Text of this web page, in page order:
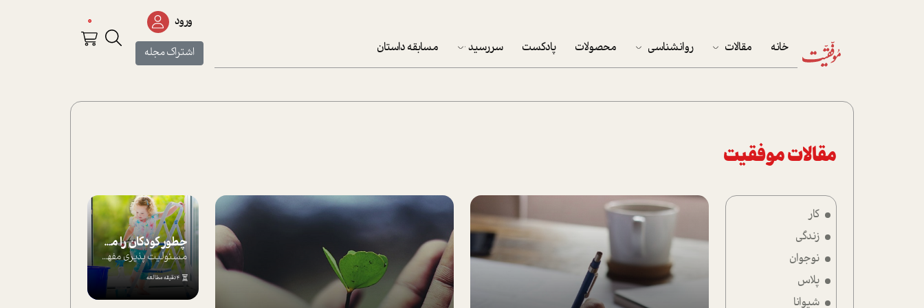
خانه مقالات
پرونده ویژه
روانشناسی محصولات پادکست سررسید
تقویم دیواری
مسابقه داستان
ورود
اشتراک مجله
0
مقالات موفقیت
کار
زندگی
نوجوان
پلاس
شیوانا
چطور کودکان را مسئولیت‌پذیر بار بیاورید؟
مسئولیت پذیری مفهومی ا ست که هر چه کودکت...
4 دقیقه مطالعه